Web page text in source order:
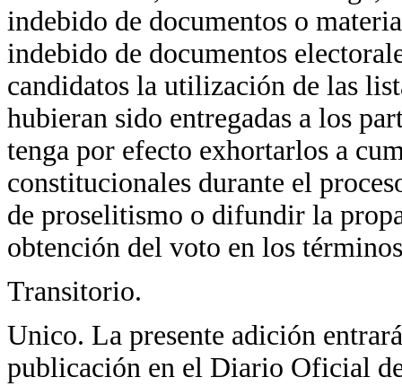
indebido de documentos o
indebido de documentos
candidatos la utilización de las
hubieran sido entregadas a los
tenga por efecto exhortarlos a
constitucionales durante el
de proselitismo o difundir la
obtención del voto en los
Transitorio.
Unico. La presente adición
publicación en el Diario Oficial